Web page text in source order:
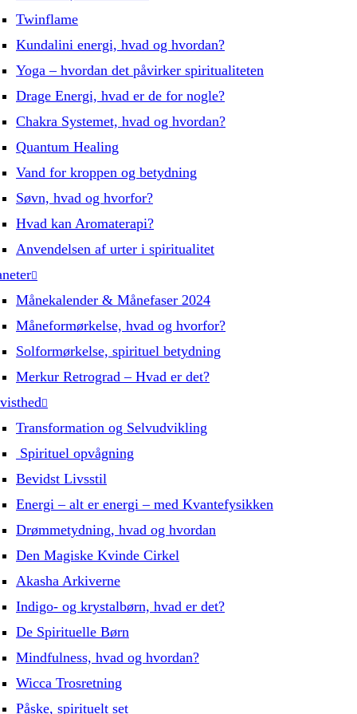
Twinflame
Kundalini energi, hvad og hvordan?
Yoga – hvordan det påvirker spiritualiteten
Drage Energi, hvad er de for nogle?
Chakra Systemet, hvad og hvordan?
Quantum Healing
Vand for kroppen og betydning
Søvn, hvad og hvorfor?
Hvad kan Aromaterapi?
Anvendelsen af urter i spiritualitet
Månekalender & Månefaser 2024
Måneformørkelse, hvad og hvorfor?
Solformørkelse, spirituel betydning
Merkur Retrograd – Hvad er det?
Transformation og Selvudvikling
Spirituel opvågning
Bevidst Livsstil
Energi – alt er energi – med Kvantefysikken
Drømmetydning, hvad og hvordan
Den Magiske Kvinde Cirkel
Akasha Arkiverne
Indigo- og krystalbørn, hvad er det?
De Spirituelle Børn
Mindfulness, hvad og hvordan?
Wicca Trosretning
Påske, spirituelt set